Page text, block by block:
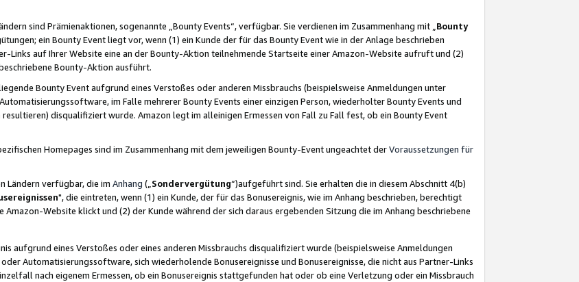
sind Prämienaktionen, sogenannte „Bounty Events“, verfügbar. Sie verdienen im Zusammenhang mit „ Bounty
ein Bounty Event liegt vor, wenn (1) ein Kunde der für das Bounty Event wie in der Anlage beschrieben
Links auf Ihrer Website eine an der Bounty-Aktion teilnehmende Startseite einer Amazon-Website aufruft und (2)
Bounty-Aktion ausführt.
Bounty Event aufgrund eines Verstoßes oder anderen Missbrauchs (beispielsweise Anmeldungen unter
im Falle mehrerer Bounty Events einer einzigen Person, wiederholter Bounty Events und
disqualifiziert wurde. Amazon legt im alleinigen Ermessen von Fall zu Fall fest, ob ein Bounty Event
Homepages sind im Zusammenhang mit dem jeweiligen Bounty-Event ungeachtet derVoraussetzungen für
Ländern verfügbar, die im Anhang („ Sondervergütung“)aufgeführt sind. Sie erhalten die in diesem Abschnitt 4(b)
", die eintreten, wenn (1) ein Kunde, der für das Bonusereignis, wie im Anhang beschrieben, berechtigt
Website klickt und (2) der Kunde während der sich daraus ergebenden Sitzung die im Anhang beschriebene
aufgrund eines Verstoßes oder eines anderen Missbrauchs disqualifiziert wurde (beispielsweise Anmeldungen
Automatisierungssoftware, sich wiederholende Bonusereignisse und Bonusereignisse, die nicht aus Partner-Links
nach eigenem Ermessen, ob ein Bonusereignis stattgefunden hat oder ob eine Verletzung oder ein Missbrauch